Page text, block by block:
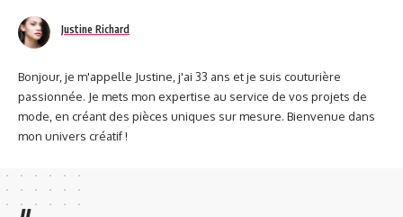
Justine Richard
Bonjour, je m'appelle Justine, j'ai 33 ans et je suis couturière
passionnée. Je mets mon expertise au service de vos projets de
mode, en créant des pièces uniques sur mesure. Bienvenue dans
mon univers créatif !